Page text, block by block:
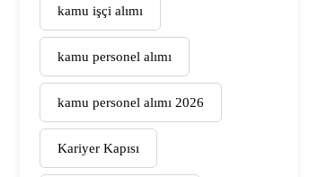
kamu işçi alımı
kamu personel alımı
kamu personel alımı 2026
Kariyer Kapısı